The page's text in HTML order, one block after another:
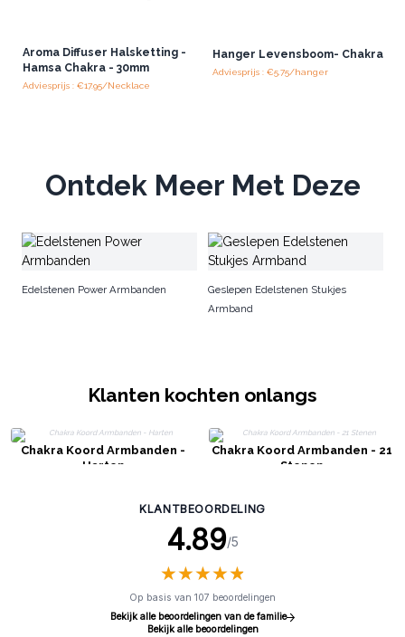
Aroma Diffuser Halsketting -
Hamsa Chakra - 30mm
Adviesprijs : €17.95/Necklace
Hanger Levensboom- Chakra
Adviesprijs : €5.75/hanger
Ontdek Meer Met Deze
Edelstenen Power Armbanden
Geslepen Edelstenen Stukjes
Armband
Klanten kochten onlangs
Chakra Koord Armbanden -
Harten
Chakra Koord Armbanden - 21
Stenen
KLANTBEOORDELING
4.89/5
★★★★★
★★★★★
Op basis van 107 beoordelingen
Bekijk alle beoordelingen van de familie
Bekijk alle beoordelingen